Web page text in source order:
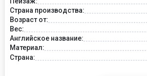
Страна производства:
Возраст от:
Вес:
Английское название:
Материал:
Страна: